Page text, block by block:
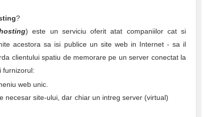
?
) este un serviciu oferit atat companiilor cat si
acestora sa isi publice un site web in Internet - sa il
clientului spatiu de memorare pe un server conectat la
furnizorul:
web unic.
necesar site-ului, dar chiar un intreg server (virtual)